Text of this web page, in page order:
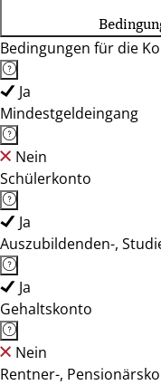
Bedingungen für die
Ja
Mindestgeldeingang
Nein
Schülerkonto
Ja
Auszubildenden-,
Ja
Gehaltskonto
Nein
Rentner-,